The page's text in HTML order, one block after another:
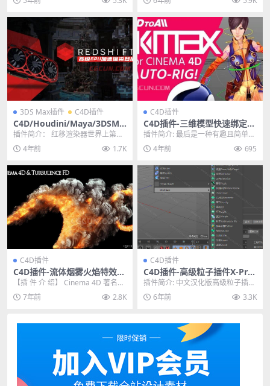
号才能激活...
3DS Max插件 C4D插件
C4D/Houdini/Maya/3DSMA
X高级GPU加速渲染器插件 Re
dshift V3.0.66 Win Maxon
APP无限试用版
插件简介： 红移渲染器世界上第一
款也是唯一一款实时、即时可用GP
U渲染器。兼具灵...
4年前 1.7K
C4D插件
C4D插件-三维模型快速绑定插
件 3DtoAll IKMAX V2.3 支持
R17-R26
插件简介: 最后是一种有趣且简单的
方法，可以在几秒钟内而不是几分
钟的繁琐工作中装...
4年前 695
C4D插件
C4D插件-流体烟雾火焰特效模
拟插件 Jawset TurbulenceF
D C4D v1.0 Build 1437
【插 件 介 绍】 Cinema 4D 著名流
体模拟插件TurbulenceFD...
7年前 2.8K
C4D插件
C4D插件-高级粒子插件X-Prat
icles 2.0.0063 For C4D R16-
R19中文汉化版
插件简介: 中文汉化版高级粒子插件
X-Praticles 2.0.0063是一个...
6年前 3.3K